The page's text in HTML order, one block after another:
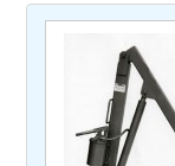
Table de
Tables de
Ustensile de